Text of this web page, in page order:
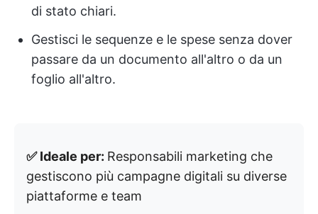
di stato chiari.
Gestisci le sequenze e le spese senza dover
passare da un documento all'altro o da un
foglio all'altro.
✅ Ideale per: Responsabili marketing che
gestiscono più campagne digitali su diverse
piattaforme e team